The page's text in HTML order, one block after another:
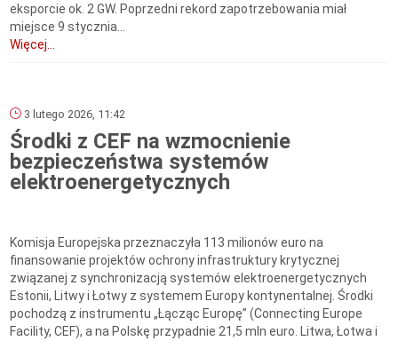
eksporcie ok. 2 GW. Poprzedni rekord zapotrzebowania miał
miejsce 9 stycznia...
Więcej...
3 lutego 2026, 11:42
Środki z CEF na wzmocnienie
bezpieczeństwa systemów
elektroenergetycznych
Komisja Europejska przeznaczyła 113 milionów euro na
finansowanie projektów ochrony infrastruktury krytycznej
związanej z synchronizacją systemów elektroenergetycznych
Estonii, Litwy i Łotwy z systemem Europy kontynentalnej. Środki
pochodzą z instrumentu „Łącząc Europę” (Connecting Europe
Facility, CEF), a na Polskę przypadnie 21,5 mln euro. Litwa, Łotwa i